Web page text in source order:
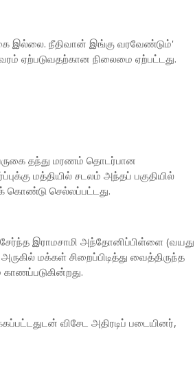
இல்லை. நீதிவான் இங்கு வரவேண்டும்'
ஏற்படுவதற்கான நிலைமை ஏற்பட்டது.
தந்து மரணம் தொடர்பான
மத்தியில் சடலம் அந்தப் பகுதியில்
கொண்டு செல்லப்பட்டது.
இராமசாமி அந்தோனிப்பிள்ளை (வயது
மக்கள் சிறைப்பிடித்து வைத்திருந்த
விசேட அதிரடிப் படையினர்,